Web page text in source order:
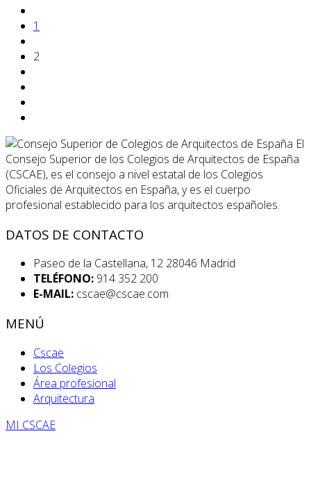
1
2
El
Consejo Superior de los Colegios de Arquitectos de España
(CSCAE), es el consejo a nivel estatal de los Colegios
Oficiales de Arquitectos en España, y es el cuerpo
profesional establecido para los arquitectos españoles.
DATOS DE CONTACTO
Paseo de la Castellana, 12 28046 Madrid
TELÉFONO: 914 352 200
E-MAIL: cscae@cscae.com
MENÚ
Cscae
Los Colegios
Área profesional
Arquitectura
MI CSCAE